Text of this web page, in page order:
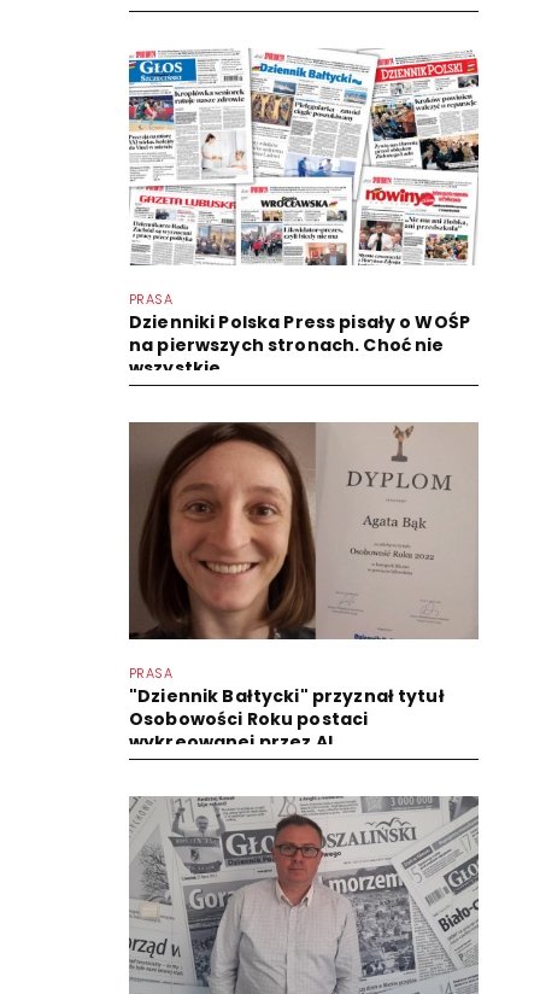
PRASA
Dzienniki Polska Press pisały o WOŚP
na pierwszych stronach. Choć nie
wszystkie
PRASA
"Dziennik Bałtycki" przyznał tytuł
Osobowości Roku postaci
wykreowanej przez AI